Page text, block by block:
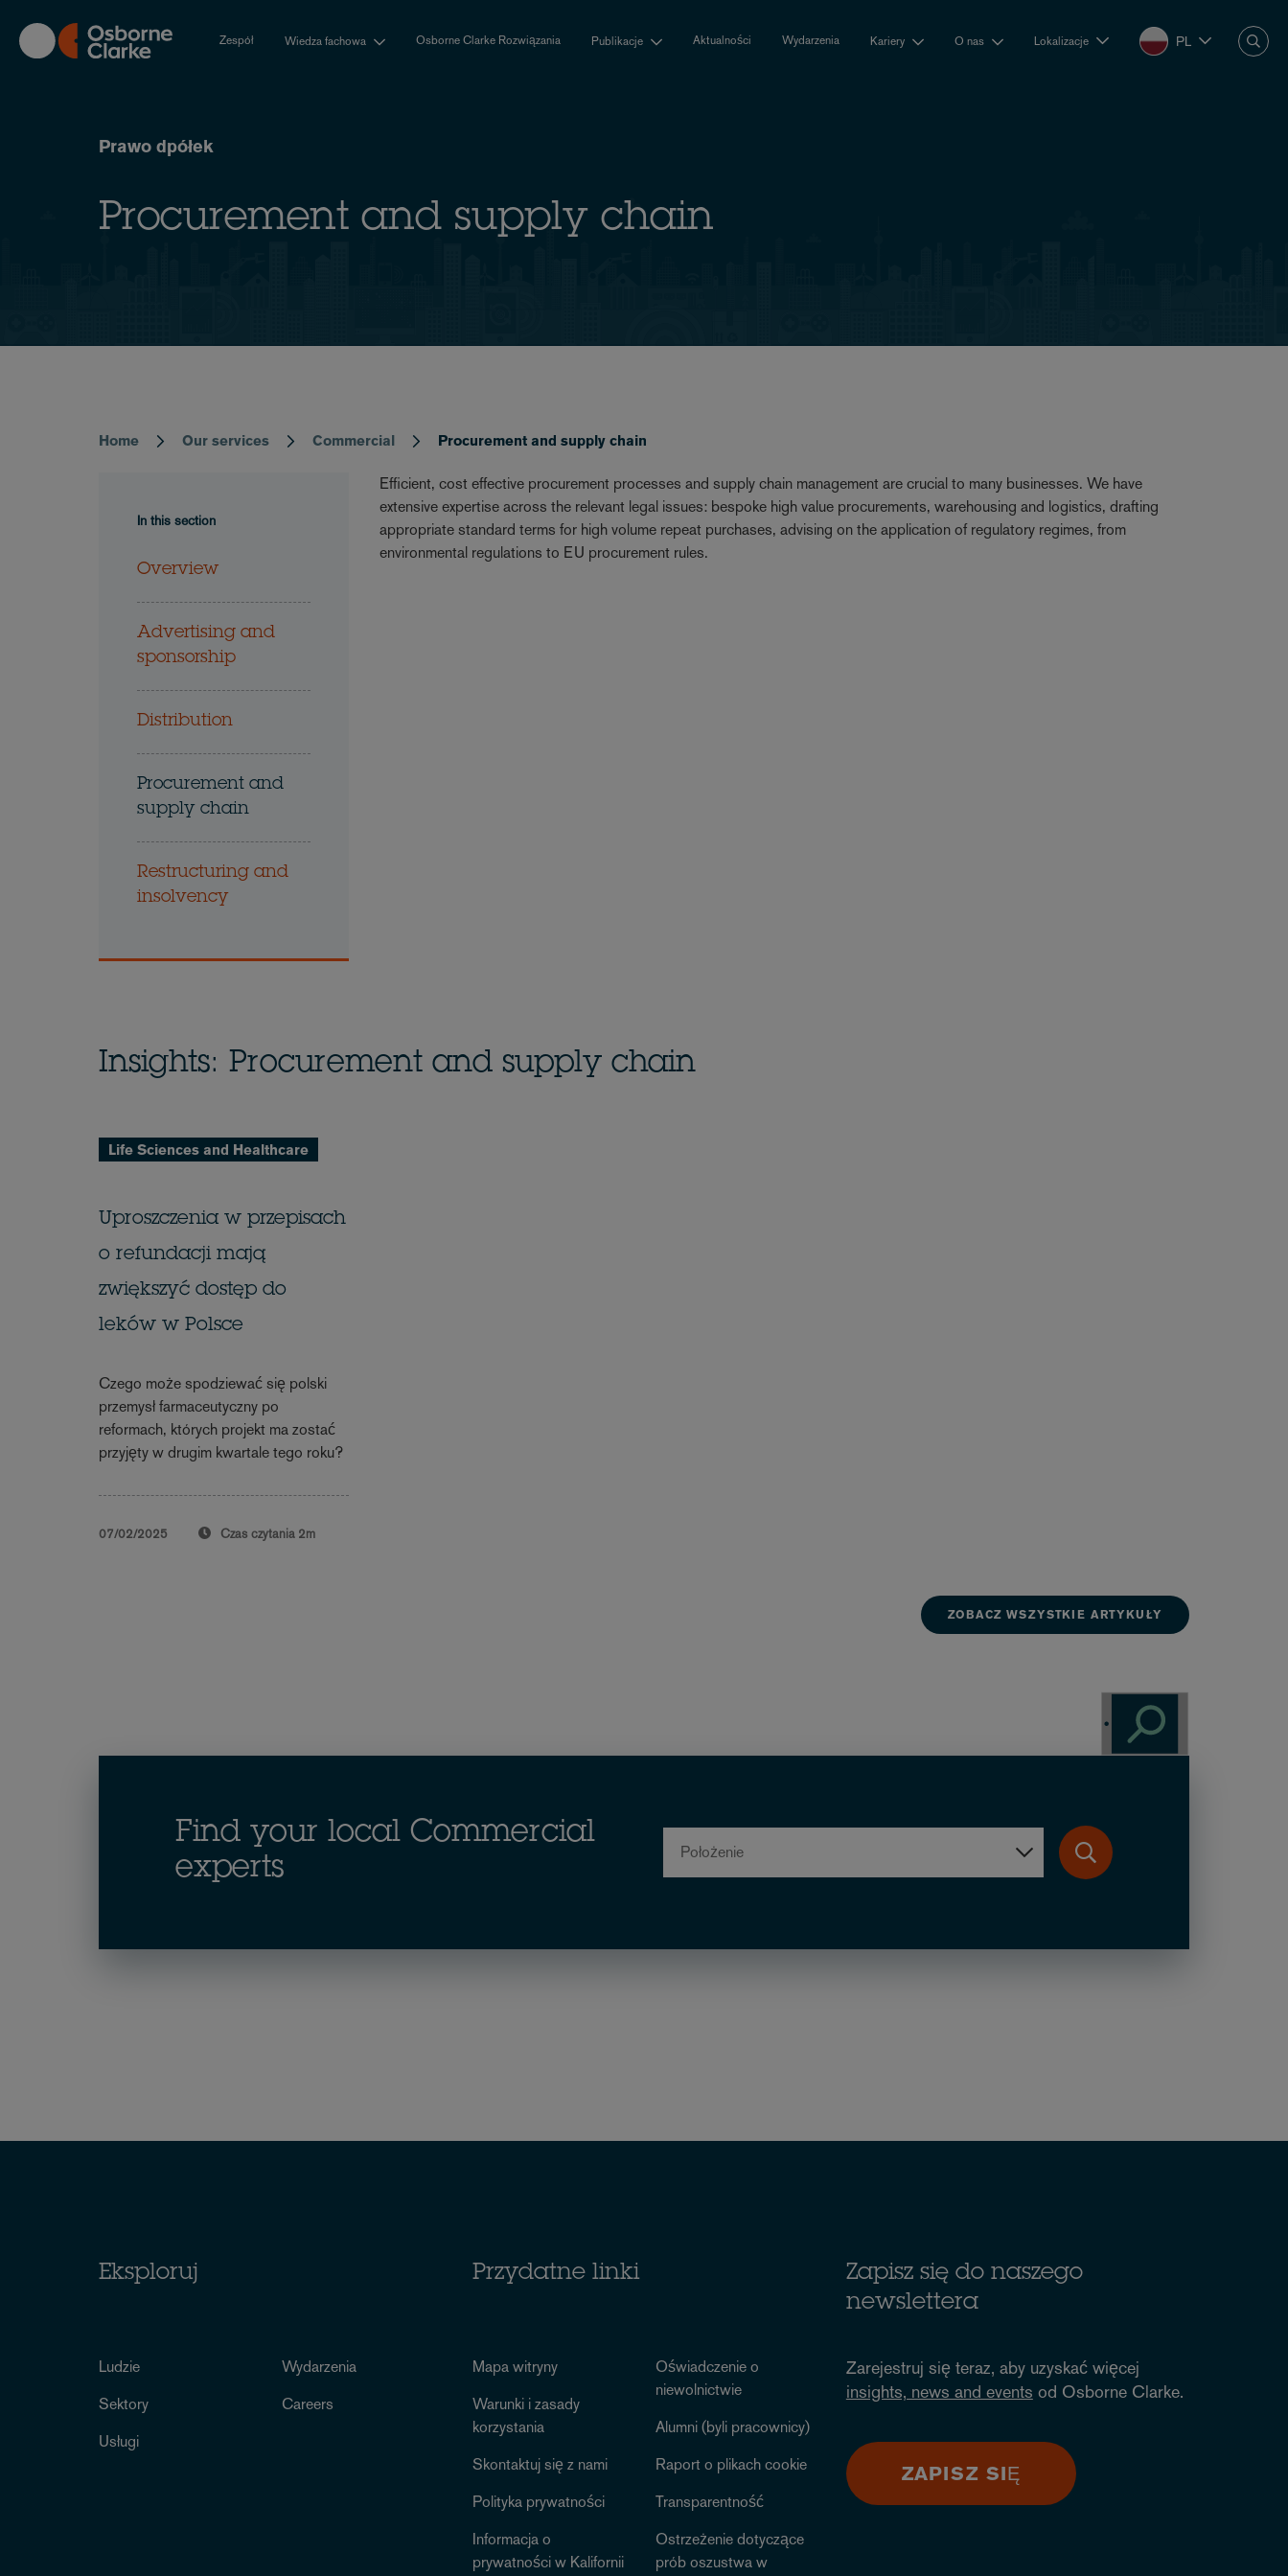
main
content
Zespół Wiedza fachowa Osborne Clarke Rozwiązania Publikacje Aktualności Wydarzenia Kariery O nas Lokalizacje PL
Prawo dpółek
Procurement and supply chain
Breadcrumb
Home Our services Commercial Procurement and supply chain
In this section
Overview
Advertising and
sponsorship
Distribution
Procurement and
supply chain
Restructuring and
insolvency
Efficient, cost effective procurement processes and supply chain management are crucial to many businesses. We have
extensive expertise across the relevant legal issues: bespoke high value procurements, warehousing and logistics, drafting
appropriate standard terms for high volume repeat purchases, advising on the application of regulatory regimes, from
environmental regulations to EU procurement rules.
Insights: Procurement and supply chain
Life Sciences and Healthcare
Uproszczenia w przepisach
o refundacji mają
zwiększyć dostęp do
leków w Polsce
Czego może spodziewać się polski
przemysł farmaceutyczny po
reformach, których projekt ma zostać
przyjęty w drugim kwartale tego roku?
07/02/2025 Czas czytania 2m
ZOBACZ WSZYSTKIE ARTYKUŁY
Find your local Commercial
experts
Eksploruj
Ludzie
Sektory
Usługi
Wydarzenia
Careers
Przydatne linki
Mapa witryny
Warunki i zasady
korzystania
Skontaktuj się z nami
Polityka prywatności
Informacja o
prywatności w Kalifornii
Oświadczenie o
niewolnictwie
Alumni (byli pracownicy)
Raport o plikach cookie
Transparentność
Ostrzeżenie dotyczące
prób oszustwa w
Zapisz się do naszego
newslettera
Zarejestruj się teraz, aby uzyskać więcej
insights, news and events od Osborne Clarke.
ZAPISZ SIĘ